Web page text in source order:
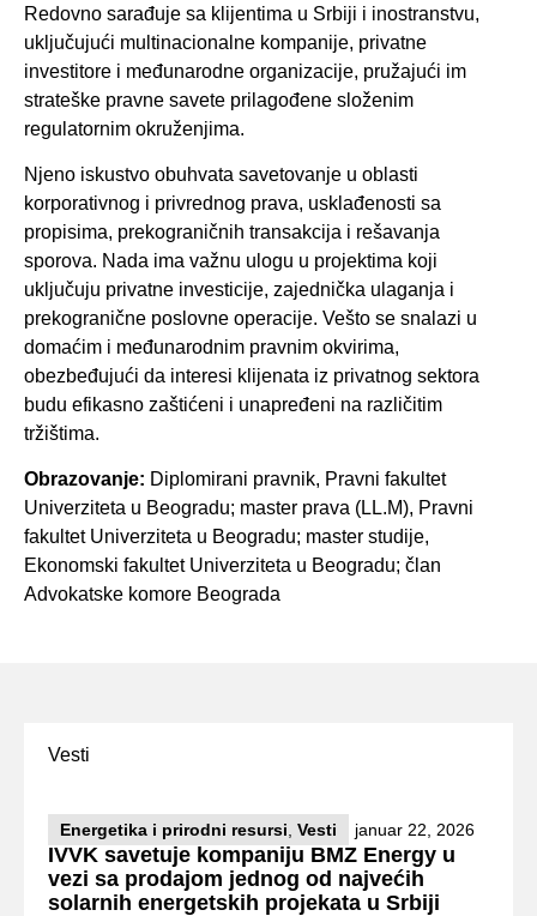
Redovno sarađuje sa klijentima u Srbiji i inostranstvu,
uključujući multinacionalne kompanije, privatne
investitore i međunarodne organizacije, pružajući im
strateške pravne savete prilagođene složenim
regulatornim okruženjima.
Njeno iskustvo obuhvata savetovanje u oblasti
korporativnog i privrednog prava, usklađenosti sa
propisima, prekograničnih transakcija i rešavanja
sporova. Nada ima važnu ulogu u projektima koji
uključuju privatne investicije, zajednička ulaganja i
prekogranične poslovne operacije. Vešto se snalazi u
domaćim i međunarodnim pravnim okvirima,
obezbeđujući da interesi klijenata iz privatnog sektora
budu efikasno zaštićeni i unapređeni na različitim
tržištima.
Obrazovanje: Diplomirani pravnik, Pravni fakultet
Univerziteta u Beogradu; master prava (LL.M), Pravni
fakultet Univerziteta u Beogradu; master studije,
Ekonomski fakultet Univerziteta u Beogradu; član
Advokatske komore Beograda
Vesti
Energetika i prirodni resursi Vesti januar 22, 2026
IVVK savetuje kompaniju BMZ Energy u
vezi sa prodajom jednog od najvećih
solarnih energetskih projekata u Srbiji